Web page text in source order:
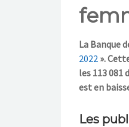
La Banque
2022 ».
les 113081
est en
Les